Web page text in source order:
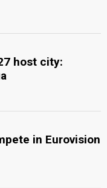
host city:
in Eurovision